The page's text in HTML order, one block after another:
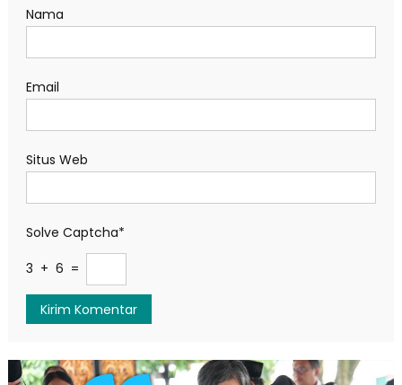
Nama
Email
Situs Web
Solve Captcha*
3 + 6 =